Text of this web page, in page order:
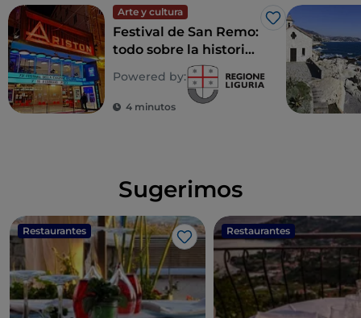
Arte y cultura
Me gusta
Festival de San Remo:
todo sobre la historia
y el origen de un mito
italiano
Powered by:
4 minutos
Sugerimos
Restaurantes
Me gusta
Restaurantes